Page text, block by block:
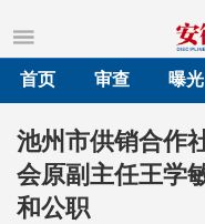
首页
审查 曝光
池州市供销合作
会原副主任王学
和公职